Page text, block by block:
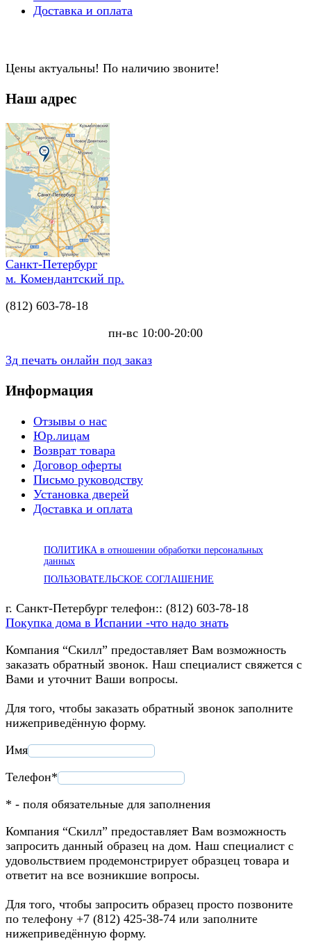
Доставка и оплата
Цены актуальны! По наличию звоните!
Наш адрес
Санкт-Петербург
м. Комендантский пр.
(812) 603-78-18
пн-вс 10:00-20:00
3д печать онлайн под заказ
Информация
Отзывы о нас
Юр.лицам
Возврат товара
Договор оферты
Письмо руководству
Установка дверей
Доставка и оплата
ПОЛИТИКА в отношении обработки персональных
данных
ПОЛЬЗОВАТЕЛЬСКОЕ СОГЛАШЕНИЕ
г. Санкт-Петербург телефон:: (812) 603-78-18
Покупка дома в Испании -что надо знать
Компания “Скилл” предоставляет Вам возможность
заказать обратный звонок. Наш специалист свяжется с
Вами и уточнит Ваши вопросы.
Для того, чтобы заказать обратный звонок заполните
нижеприведённую форму.
Имя
Телефон*
* - поля обязательные для заполнения
Компания “Скилл” предоставляет Вам возможность
запросить данный образец на дом. Наш специалист с
удовольствием продемонстрирует образцец товара и
ответит на все возникшие вопросы.
Для того, чтобы запросить образец просто позвоните
по телефону +7 (812) 425-38-74 или заполните
нижеприведённую форму.